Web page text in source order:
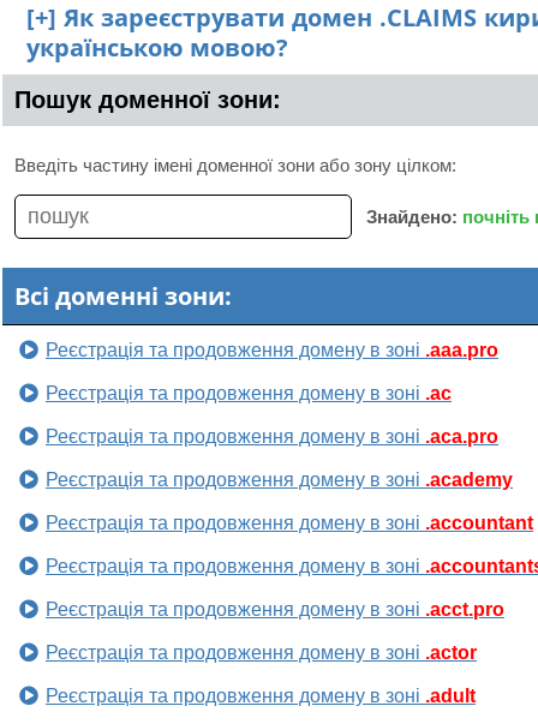
[+] Як зареєструвати домен .CLAIMS
українською мовою?
Пошук доменної зони:
Введіть частину імені доменної зони або зону цілком:
Знайдено:
Всі доменні зони:
Реєстрація та продовження домену в зоні .aaa.pro
Реєстрація та продовження домену в зоні .ac
Реєстрація та продовження домену в зоні .aca.pro
Реєстрація та продовження домену в зоні .academy
Реєстрація та продовження домену в зоні .accountant
Реєстрація та продовження домену в зоні
Реєстрація та продовження домену в зоні .acct.pro
Реєстрація та продовження домену в зоні .actor
Реєстрація та продовження домену в зоні .adult